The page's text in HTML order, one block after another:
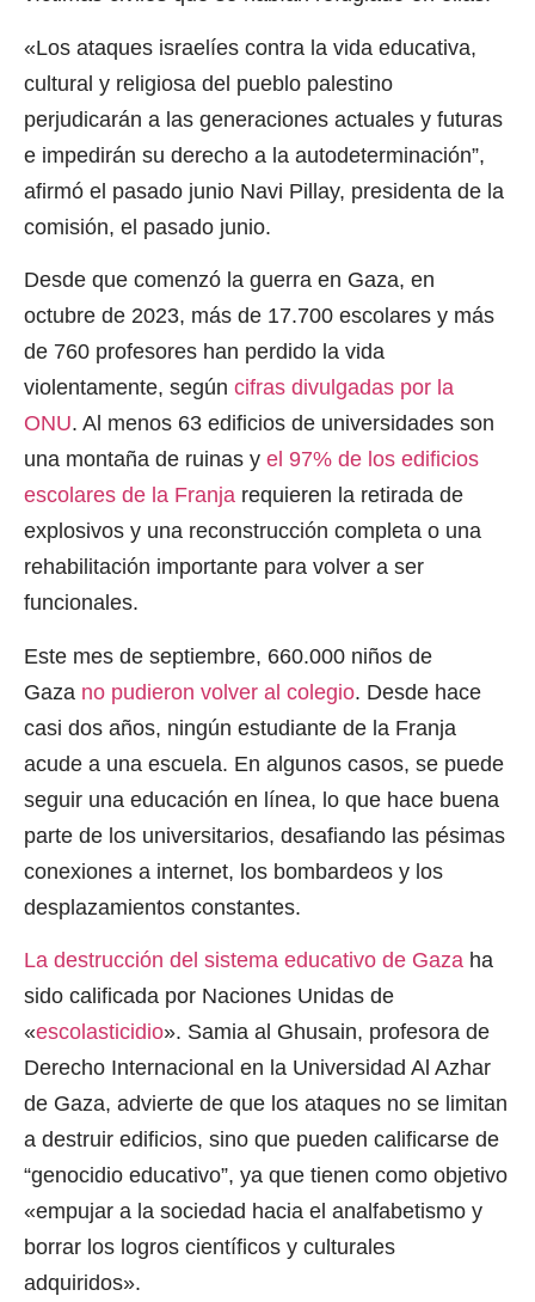
«Los ataques israelíes contra la vida educativa,
cultural y religiosa del pueblo palestino
perjudicarán a las generaciones actuales y futuras
e impedirán su derecho a la autodeterminación”,
afirmó el pasado junio Navi Pillay, presidenta de la
comisión, el pasado junio.
Desde que comenzó la guerra en Gaza, en
octubre de 2023, más de 17.700 escolares y más
de 760 profesores han perdido la vida
violentamente, según cifras divulgadas por la
ONU. Al menos 63 edificios de universidades son
una montaña de ruinas y el 97% de los edificios
escolares de la Franja requieren la retirada de
explosivos y una reconstrucción completa o una
rehabilitación importante para volver a ser
funcionales.
Este mes de septiembre, 660.000 niños de
Gaza no pudieron volver al colegio. Desde hace
casi dos años, ningún estudiante de la Franja
acude a una escuela. En algunos casos, se puede
seguir una educación en línea, lo que hace buena
parte de los universitarios, desafiando las pésimas
conexiones a internet, los bombardeos y los
desplazamientos constantes.
La destrucción del sistema educativo de Gaza ha
sido calificada por Naciones Unidas de
«escolasticidio». Samia al Ghusain, profesora de
Derecho Internacional en la Universidad Al Azhar
de Gaza, advierte de que los ataques no se limitan
a destruir edificios, sino que pueden calificarse de
“genocidio educativo”, ya que tienen como objetivo
«empujar a la sociedad hacia el analfabetismo y
borrar los logros científicos y culturales
adquiridos».